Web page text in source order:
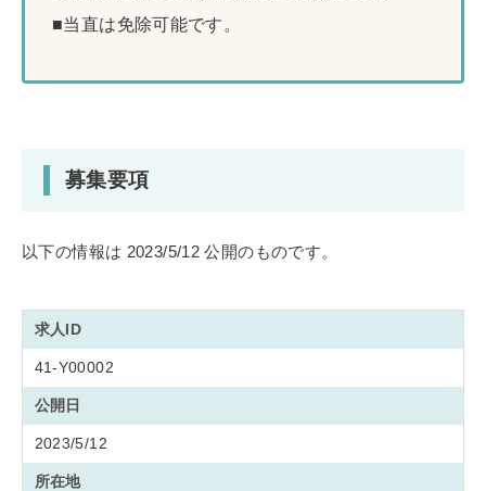
■当直は免除可能です。
募集要項
以下の情報は 2023/5/12 公開のものです。
求人ID
41-Y00002
公開日
2023/5/12
所在地